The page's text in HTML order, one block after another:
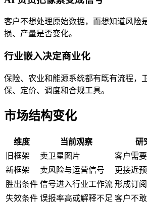
客户不想处理原始数据，而想知道风险
损、产量是否变化。
行业嵌入决定商业化
保险、农业和能源系统都有既有流程，
保、定价、调度和合规工具。
市场结构变化
维度 当前观察
研
旧框架
卖卫星图片
客户需
新框架
卖风险与运营信号
更接近
胜出条件 信号进入行业工作流 形成订
失效条件 误报率高或解释不足 客户不